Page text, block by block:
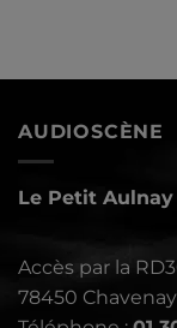
AUDIOSCÈNE
Le Petit
Accès par la
78450 Chavenay